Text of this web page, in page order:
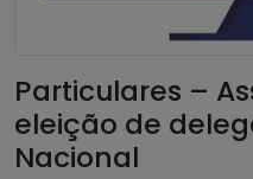
Particulares –
eleição de
Nacional